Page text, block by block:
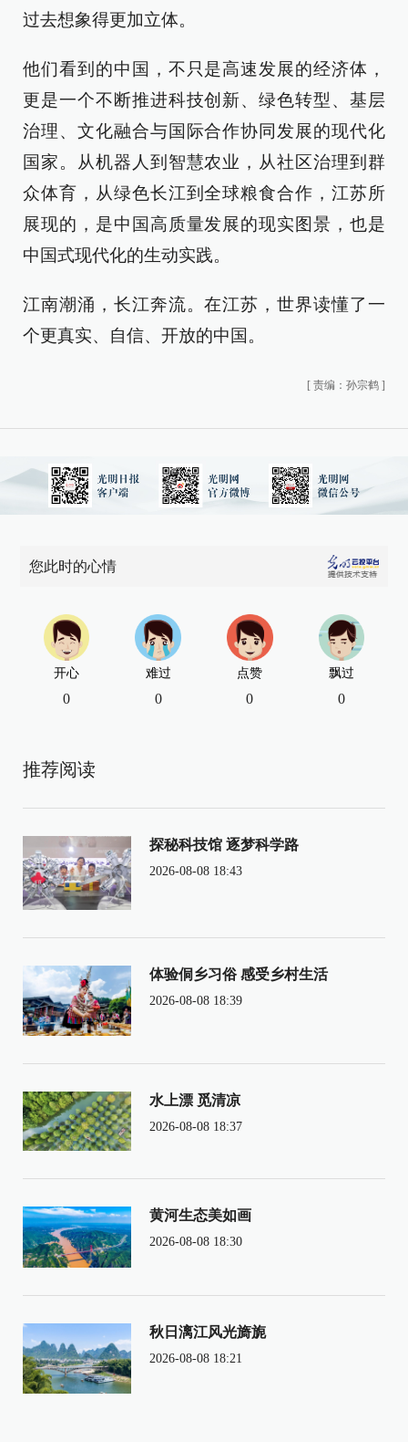
过去想象得更加立体。
他们看到的中国，不只是高速发展的经济体，
更是一个不断推进科技创新、绿色转型、基层
治理、文化融合与国际合作协同发展的现代化
国家。从机器人到智慧农业，从社区治理到群
众体育，从绿色长江到全球粮食合作，江苏所
展现的，是中国高质量发展的现实图景，也是
中国式现代化的生动实践。
江南潮涌，长江奔流。在江苏，世界读懂了一
个更真实、自信、开放的中国。
[ 责编：孙宗鹤 ]
您此时的心情
开心
0
难过
0
点赞
0
飘过
0
推荐阅读
探秘科技馆 逐梦科学路
2026-08-08 18:43
体验侗乡习俗 感受乡村生活
2026-08-08 18:39
水上漂 觅清凉
2026-08-08 18:37
黄河生态美如画
2026-08-08 18:30
秋日漓江风光旖旎
2026-08-08 18:21